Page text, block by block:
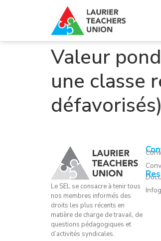
Valeur
une classe
défavorisés)
Le SEL se consacre à tenir tous
nos membres informés des
droits les plus récents en
matière de charge de travail, de
questions pédagogiques et
d’activités syndicales.